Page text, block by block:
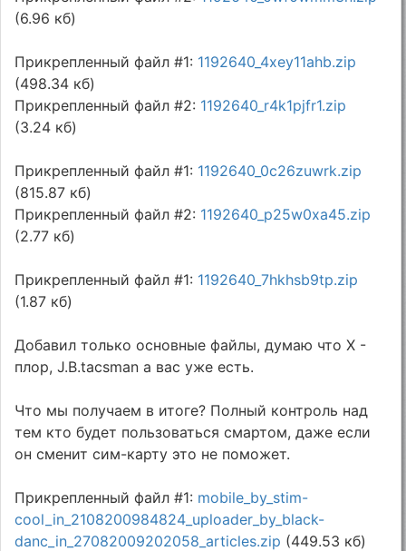
(6.96 кб)
Прикрепленный файл #1: 1192640_4xey11ahb.zip
(498.34 кб)
Прикрепленный файл #2: 1192640_r4k1pjfr1.zip
(3.24 кб)
Прикрепленный файл #1: 1192640_0c26zuwrk.zip
(815.87 кб)
Прикрепленный файл #2: 1192640_p25w0xa45.zip
(2.77 кб)
Прикрепленный файл #1: 1192640_7hkhsb9tp.zip
(1.87 кб)
Добавил только основные файлы, думаю что Х -
плор, J.B.tacsman а вас уже есть.
Что мы получаем в итоге? Полный контроль над
тем кто будет пользоваться смартом, даже если
он сменит сим-карту это не поможет.
Прикрепленный файл #1: mobile_by_stim-
cool_in_2108200984824_uploader_by_black-
danc_in_27082009202058_articles.zip (449.53 кб)